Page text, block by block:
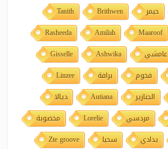
حيمر Brithwen
Tanith
Maaroof
Amilah
Rasheeda
عامشي Ashwika
Gisselle
فخوم برافة
Linzee
الجنازير Autiana
ديالا
مردسي Lorelie
مخضوبة
بدادي سحيا Zte groove